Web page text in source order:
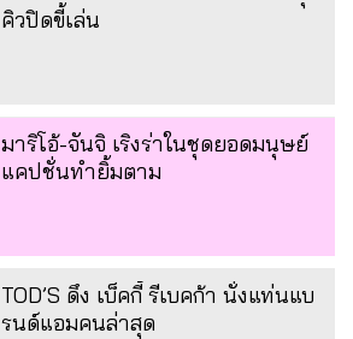
คิวปิดขี้เล่น
มาริโอ้-จันจิ เริงร่าในชุดยอดมนุษย์
แคปชั่นทำยิ้มตาม
TOD’S ดึง เบ็คกี้ รีเบคก้า นั่งแท่นแบ
รนด์แอมคนล่าสุด